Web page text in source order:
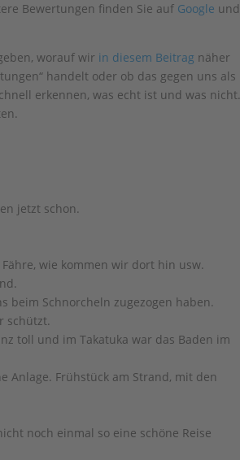
Bewertungen finden Sie auf Google und
worauf wir in diesem Beitrag näher
handelt oder ob das gegen uns als
erkennen, was echt ist und was nicht.
jetzt schon.
wie kommen wir dort hin usw.
beim Schnorcheln zugezogen haben.
schützt.
toll und im Takatuka war das Baden im
Anlage. Frühstück am Strand, mit den
noch einmal so eine schöne Reise